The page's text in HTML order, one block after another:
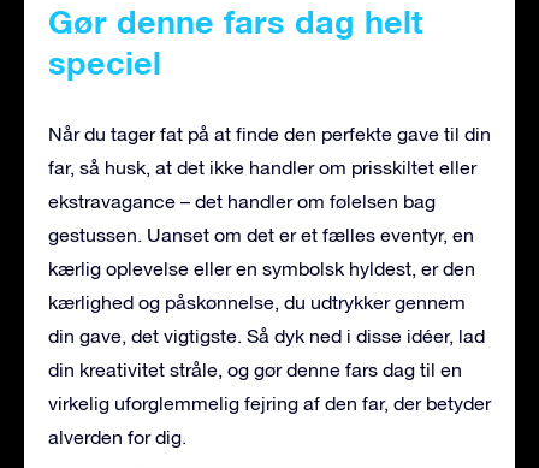
Gør denne fars dag helt
speciel
Når du tager fat på at finde den perfekte gave til din
far, så husk, at det ikke handler om prisskiltet eller
ekstravagance – det handler om følelsen bag
gestussen. Uanset om det er et fælles eventyr, en
kærlig oplevelse eller en symbolsk hyldest, er den
kærlighed og påskønnelse, du udtrykker gennem
din gave, det vigtigste. Så dyk ned i disse idéer, lad
din kreativitet stråle, og gør denne fars dag til en
virkelig uforglemmelig fejring af den far, der betyder
alverden for dig.